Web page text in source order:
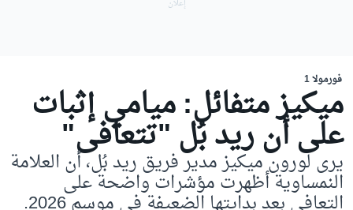
فورمولا 1
ميكيز متفائل: ميامي إثبات
على أن ريد بُل "تتعافى"
يرى لورون ميكيز مدير فريق ريد بُل، أن العلامة
النمساوية أظهرت مؤشرات واضحة على